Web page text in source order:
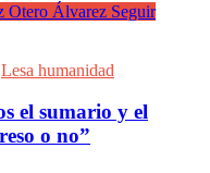
Otero Álvarez Seguir
Lesa humanidad
el sumario y el
o no”